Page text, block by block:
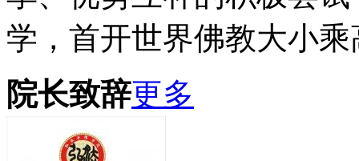
学，首开世界佛教大小
院长致辞更多